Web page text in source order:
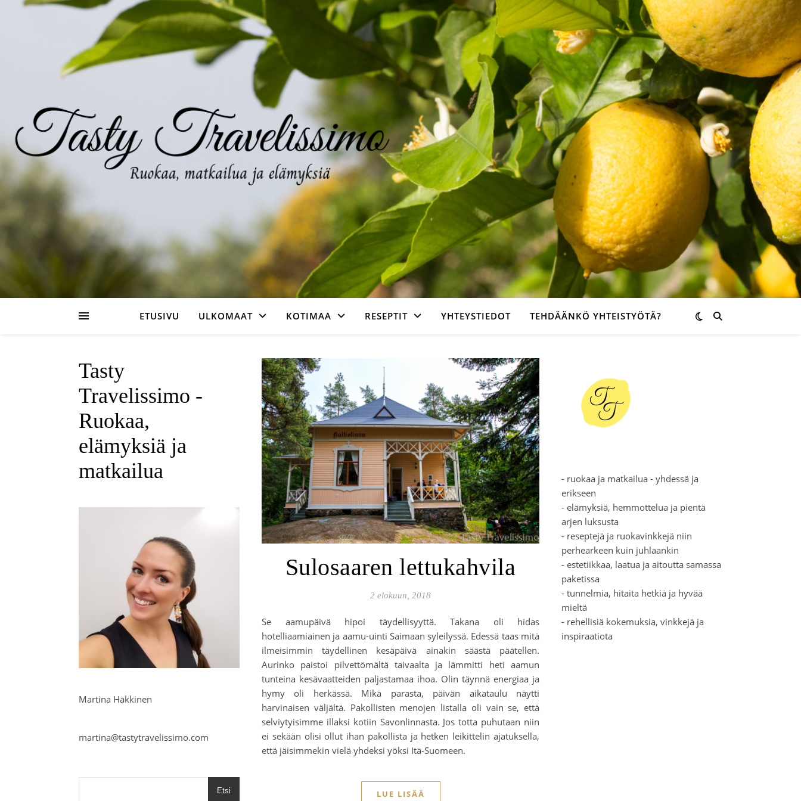
ETUSIVU ULKOMAAT KOTIMAA RESEPTIT YHTEYSTIEDOT TEHDÄÄNKÖ YHTEISTYÖTÄ?
Tasty
Travelissimo -
Ruokaa,
elämyksiä ja
matkailua
Martina Häkkinen
martina@tastytravelissimo.com
Etsi
Sulosaaren lettukahvila
2 elokuun, 2018
Se aamupäivä hipoi täydellisyyttä. Takana oli hidas
hotelliaamiainen ja aamu-uinti Saimaan syleilyssä. Edessä taas mitä
ilmeisimmin täydellinen kesäpäivä ainakin säästä päätellen.
Aurinko paistoi pilvettömältä taivaalta ja lämmitti heti aamun
tunteina kesävaatteiden paljastamaa ihoa. Olin täynnä energiaa ja
hymy oli herkässä. Mikä parasta, päivän aikataulu näytti
harvinaisen väljältä. Pakollisten menojen listalla oli vain se, että
selviytyisimme illaksi kotiin Savonlinnasta. Jos totta puhutaan niin
ei sekään olisi ollut ihan pakollista ja hetken leikittelin ajatuksella,
että jäisimmekin vielä yhdeksi yöksi Itä-Suomeen.
LUE LISÄÄ
- ruokaa ja matkailua - yhdessä ja
erikseen
- elämyksiä, hemmottelua ja pientä
arjen luksusta
- reseptejä ja ruokavinkkejä niin
perhearkeen kuin juhlaankin
- estetiikkaa, laatua ja aitoutta samassa
paketissa
- tunnelmia, hitaita hetkiä ja hyvää
mieltä
- rehellisiä kokemuksia, vinkkejä ja
inspiraatiota